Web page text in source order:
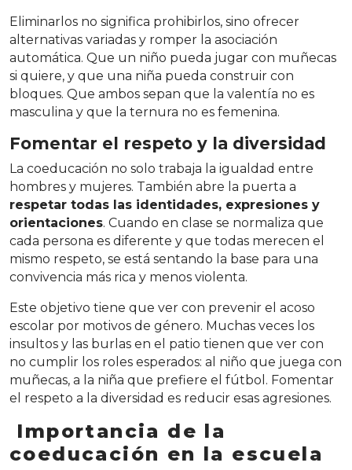
Eliminarlos no significa prohibirlos, sino ofrecer
alternativas variadas y romper la asociación
automática. Que un niño pueda jugar con muñecas
si quiere, y que una niña pueda construir con
bloques. Que ambos sepan que la valentía no es
masculina y que la ternura no es femenina.
Fomentar el respeto y la diversidad
La coeducación no solo trabaja la igualdad entre
hombres y mujeres. También abre la puerta a
respetar todas las identidades, expresiones y
orientaciones. Cuando en clase se normaliza que
cada persona es diferente y que todas merecen el
mismo respeto, se está sentando la base para una
convivencia más rica y menos violenta.
Este objetivo tiene que ver con prevenir el acoso
escolar por motivos de género. Muchas veces los
insultos y las burlas en el patio tienen que ver con
no cumplir los roles esperados: al niño que juega con
muñecas, a la niña que prefiere el fútbol. Fomentar
el respeto a la diversidad es reducir esas agresiones.
Importancia de la
coeducación en la escuela